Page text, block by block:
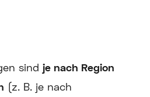
sind je nach Region
(z. B. je nach